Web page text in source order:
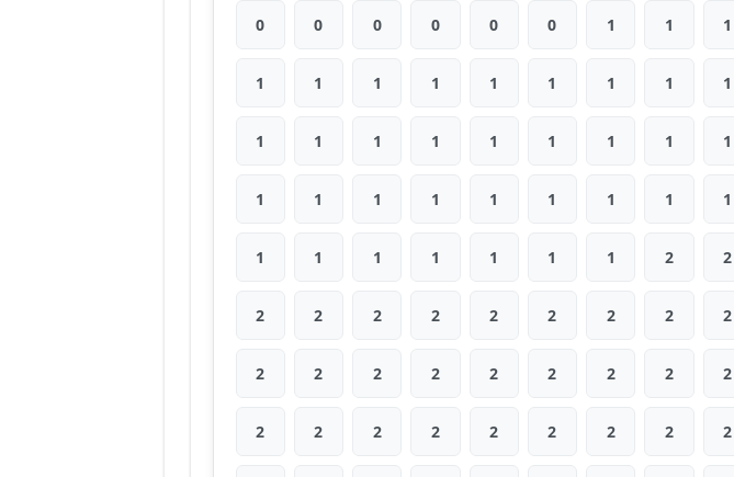
0 0 0 0 0 0 1 1 1
1 1 1 1 1 1 1 1 1
1 1 1 1 1 1 1 1 1
1 1 1 1 1 1 1 1 1
1 1 1 1 1 1 1 2 2
2 2 2 2 2 2 2 2 2
2 2 2 2 2 2 2 2 2
2 2 2 2 2 2 2 2 2